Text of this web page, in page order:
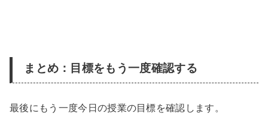
まとめ：目標をもう一度確認する
最後にもう一度今日の授業の目標を確認します。